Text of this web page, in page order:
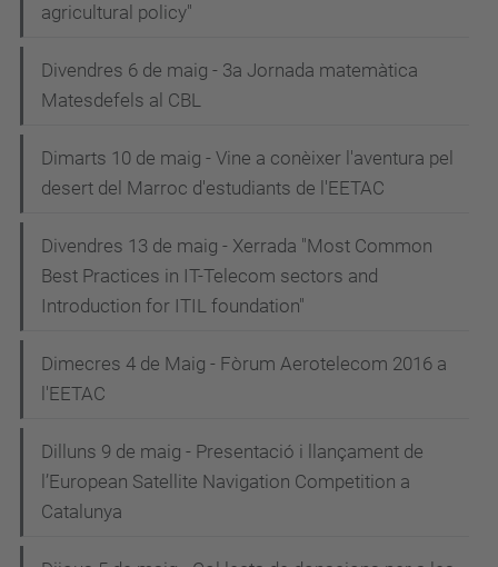
agricultural policy"
Divendres 6 de maig - 3a Jornada matemàtica
Matesdefels al CBL
Dimarts 10 de maig - Vine a conèixer l'aventura pel
desert del Marroc d'estudiants de l'EETAC
Divendres 13 de maig - Xerrada "Most Common
Best Practices in IT-Telecom sectors and
Introduction for ITIL foundation"
Dimecres 4 de Maig - Fòrum Aerotelecom 2016 a
l'EETAC
Dilluns 9 de maig - Presentació i llançament de
l’European Satellite Navigation Competition a
Catalunya